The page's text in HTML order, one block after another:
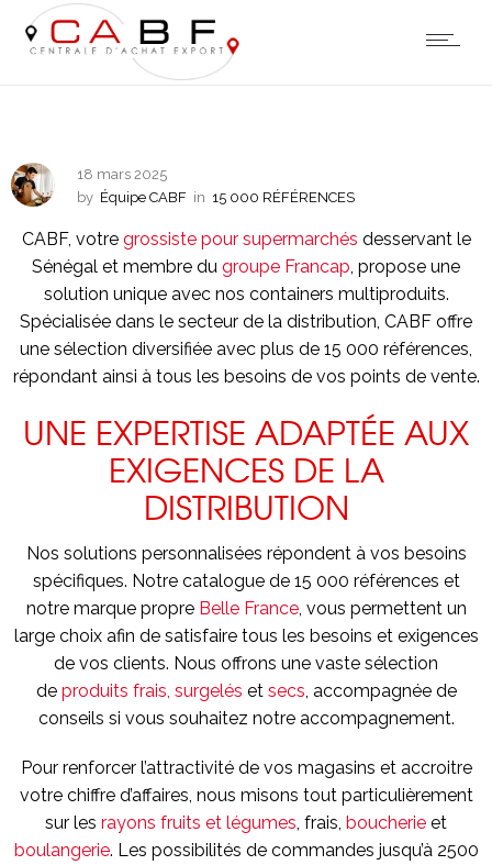
18 mars 2025
by Équipe CABF in 15 000 RÉFÉRENCES
CABF, votre grossiste pour supermarchés desservant le
Sénégal et membre du groupe Francap, propose une
solution unique avec nos containers multiproduits.
Spécialisée dans le secteur de la distribution, CABF offre
une sélection diversifiée avec plus de 15 000 références,
répondant ainsi à tous les besoins de vos points de vente.
UNE EXPERTISE ADAPTÉE AUX
EXIGENCES DE LA
DISTRIBUTION
Nos solutions personnalisées répondent à vos besoins
spécifiques. Notre catalogue de 15 000 références et
notre marque propre Belle France, vous permettent un
large choix afin de satisfaire tous les besoins et exigences
de vos clients. Nous offrons une vaste sélection
de produits frais, surgelés et secs, accompagnée de
conseils si vous souhaitez notre accompagnement.
Pour renforcer l’attractivité de vos magasins et accroitre
votre chiffre d’affaires, nous misons tout particulièrement
sur les rayons fruits et légumes, frais, boucherie et
boulangerie. Les possibilités de commandes jusqu’à 2500